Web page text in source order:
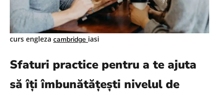
curs engleza cambridge iasi
Sfaturi practice pentru a te ajuta
să îți îmbunătățești nivelul de